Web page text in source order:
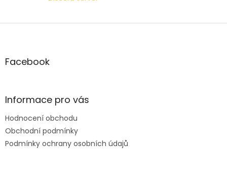
Z
aFacebook
Informace pro vás
Hodnocení obchodu
Obchodní podmínky
Podmínky ochrany osobních údajů